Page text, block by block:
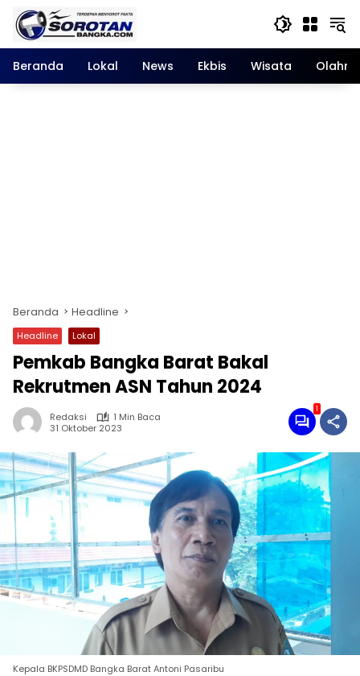
Langsung
konten
Beranda
Lokal News Ekbis Wisata
Beranda Headline
Headline Lokal
Pemkab Bangka Barat Bakal
Rekrutmen ASN Tahun 2024
Redaksi
1 Min Baca
31 Oktober 2023
1
Kepala BKPSDMD Bangka Barat Antoni Pasaribu